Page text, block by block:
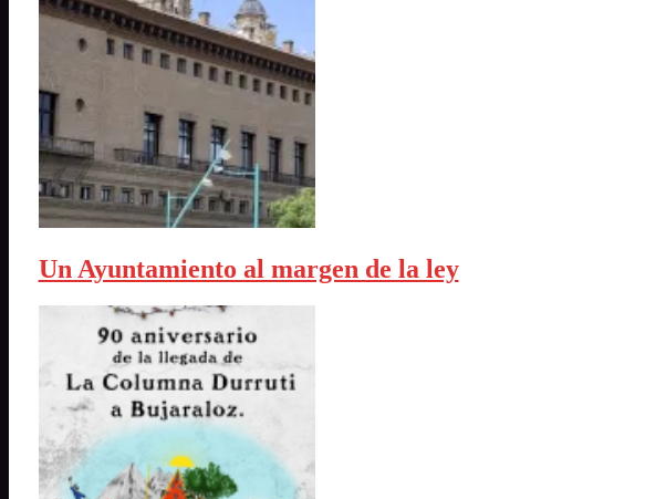
Un Ayuntamiento al margen de la ley